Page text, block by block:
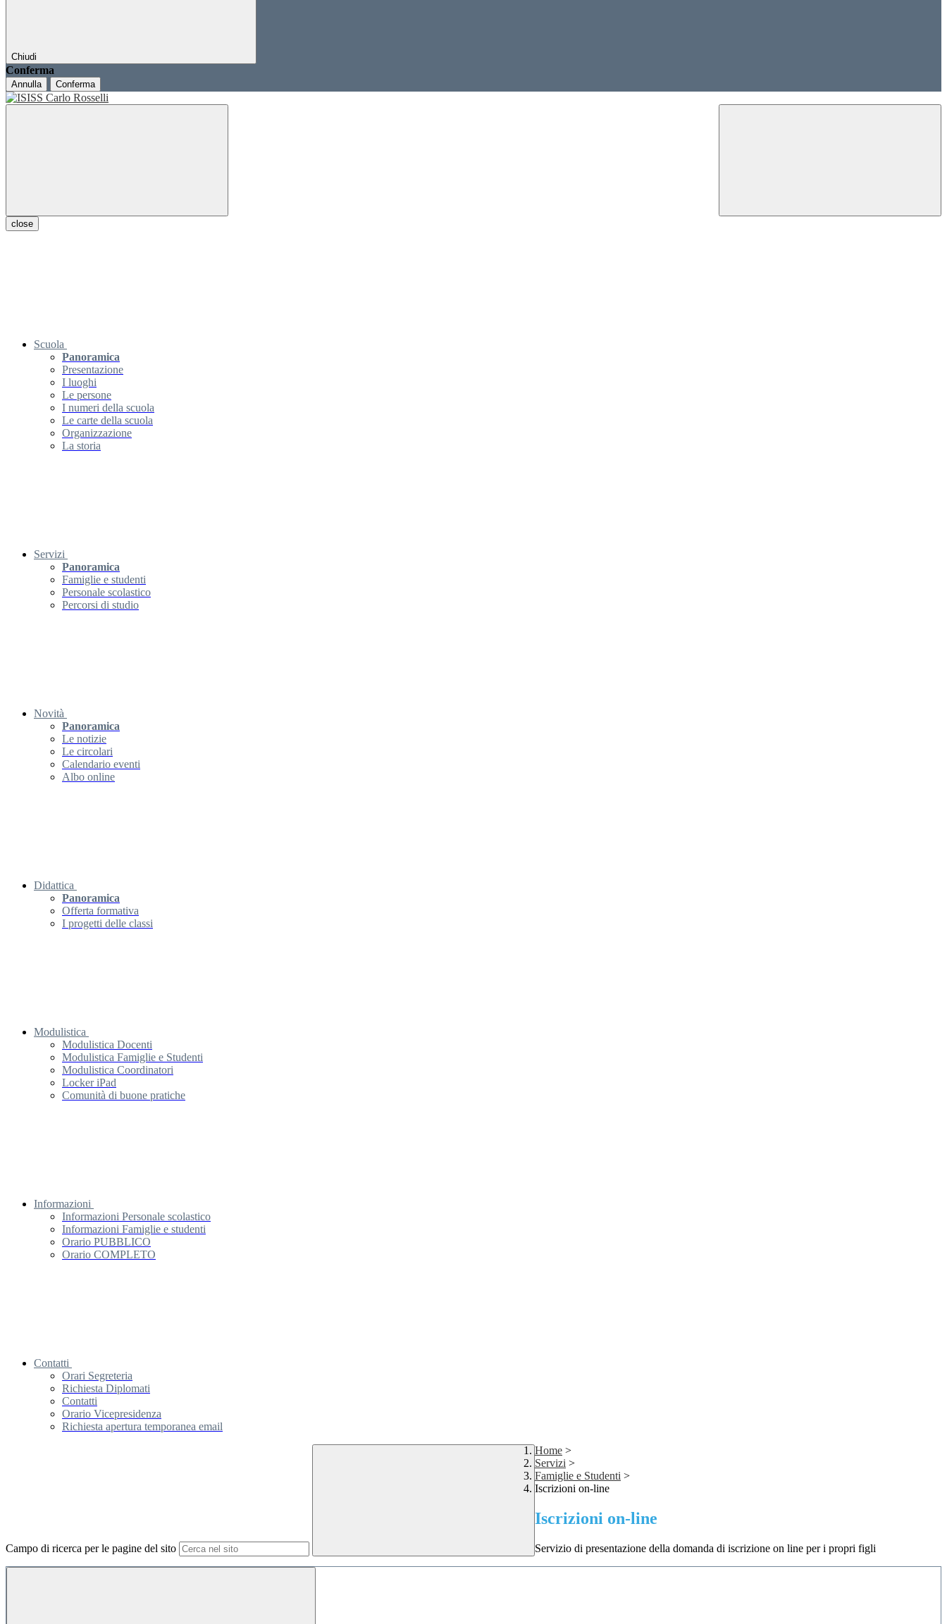
Chiudi
Conferma
Annulla Conferma
close
Scuola
Panoramica
Presentazione
I luoghi
Le persone
I numeri della scuola
Le carte della scuola
Organizzazione
La storia
Servizi
Panoramica
Famiglie e studenti
Personale scolastico
Percorsi di studio
Novità
Panoramica
Le notizie
Le circolari
Calendario eventi
Albo online
Didattica
Panoramica
Offerta formativa
I progetti delle classi
Modulistica
Modulistica Docenti
Modulistica Famiglie e Studenti
Modulistica Coordinatori
Locker iPad
Comunità di buone pratiche
Informazioni
Informazioni Personale scolastico
Informazioni Famiglie e studenti
Orario PUBBLICO
Orario COMPLETO
Contatti
Orari Segreteria
Richiesta Diplomati
Contatti
Orario Vicepresidenza
Richiesta apertura temporanea email
Campo di ricerca per le pagine del sito
Home >
Servizi >
Famiglie e Studenti >
Iscrizioni on-line
Iscrizioni on-line
Servizio di presentazione della domanda di iscrizione on line per i propri figli